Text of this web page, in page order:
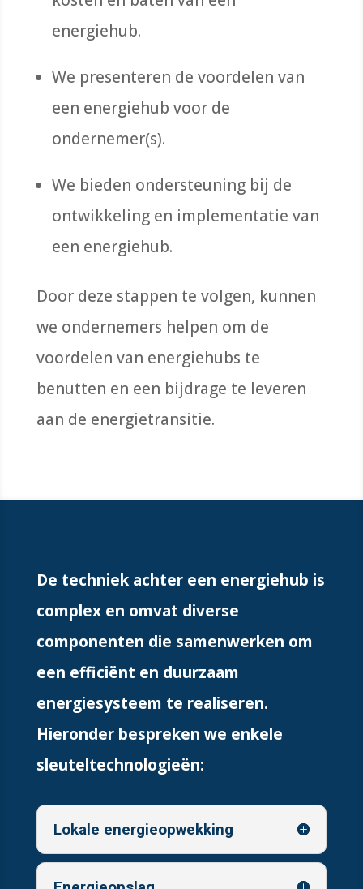
energiehub.
We presenteren de voordelen van
een energiehub voor de
ondernemer(s).
We bieden ondersteuning bij de
ontwikkeling en implementatie van
een energiehub.
Door deze stappen te volgen, kunnen
we ondernemers helpen om de
voordelen van energiehubs te
benutten en een bijdrage te leveren
aan de energietransitie.
De techniek achter een energiehub is
complex en omvat diverse
componenten die samenwerken om
een efficiënt en duurzaam
energiesysteem te realiseren.
Hieronder bespreken we enkele
sleuteltechnologieën:
Lokale energieopwekking